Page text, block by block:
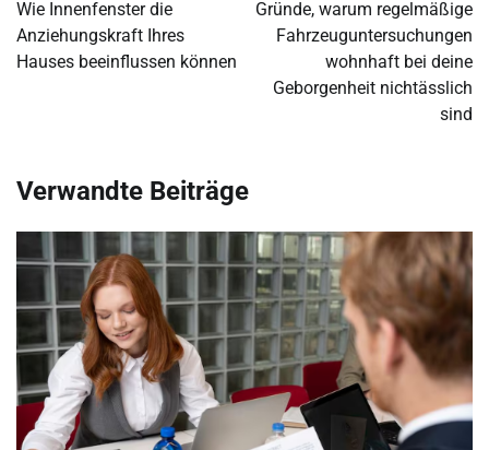
Wie Innenfenster die
Anziehungskraft Ihres
Hauses beeinflussen können
Gründe, warum regelmäßige
Fahrzeuguntersuchungen
wohnhaft bei deine
Geborgenheit nichtässlich
sind
Verwandte Beiträge